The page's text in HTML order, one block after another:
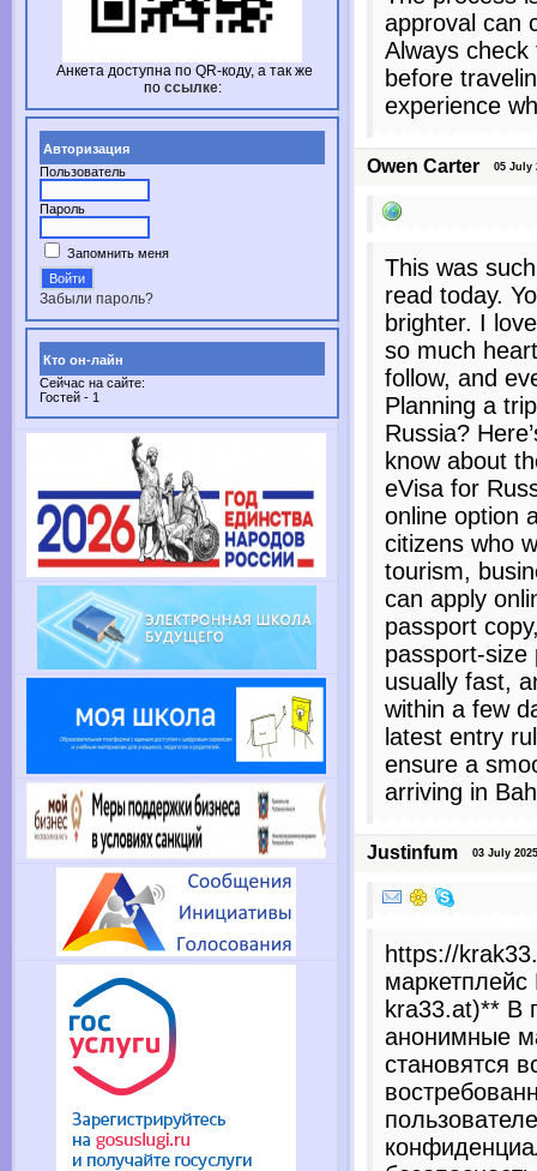
Анкета доступна по QR-коду, а так же
по ссылке:
Авторизация
Пользователь
Пароль
Запомнить меня
Забыли пароль?
Кто он-лайн
Сейчас на сайте:
Гостей - 1
approval can
Always
before
experience
Owen Carter 05 July
This was
read today.
brighter. I
so much
follow, and
Planning a
Russia?
know about
eVisa for
online option
citizens who
tourism,
can apply
passport
passport-size
usually fast,
within a few
latest entry
ensure a
arriving in
Justinfum 03 July
https://
kra33.at)** В
анонимные
становятся